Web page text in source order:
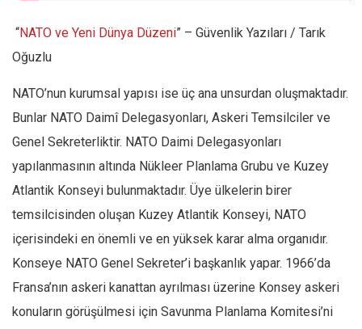
“NATO ve Yeni Dünya Düzeni” – Güvenlik Yazıları / Tarık
Oğuzlu
NATO’nun kurumsal yapısı ise üç ana unsurdan oluşmaktadır.
Bunlar NATO Daimî Delegasyonları, Askeri Temsilciler ve
Genel Sekreterliktir. NATO Daimi Delegasyonları
yapılanmasının altında Nükleer Planlama Grubu ve Kuzey
Atlantik Konseyi bulunmaktadır. Üye ülkelerin birer
temsilcisinden oluşan Kuzey Atlantik Konseyi, NATO
içerisindeki en önemli ve en yüksek karar alma organıdır.
Konseye NATO Genel Sekreter’i başkanlık yapar. 1966’da
Fransa’nın askeri kanattan ayrılması üzerine Konsey askeri
konuların görüşülmesi için Savunma Planlama Komitesi’ni